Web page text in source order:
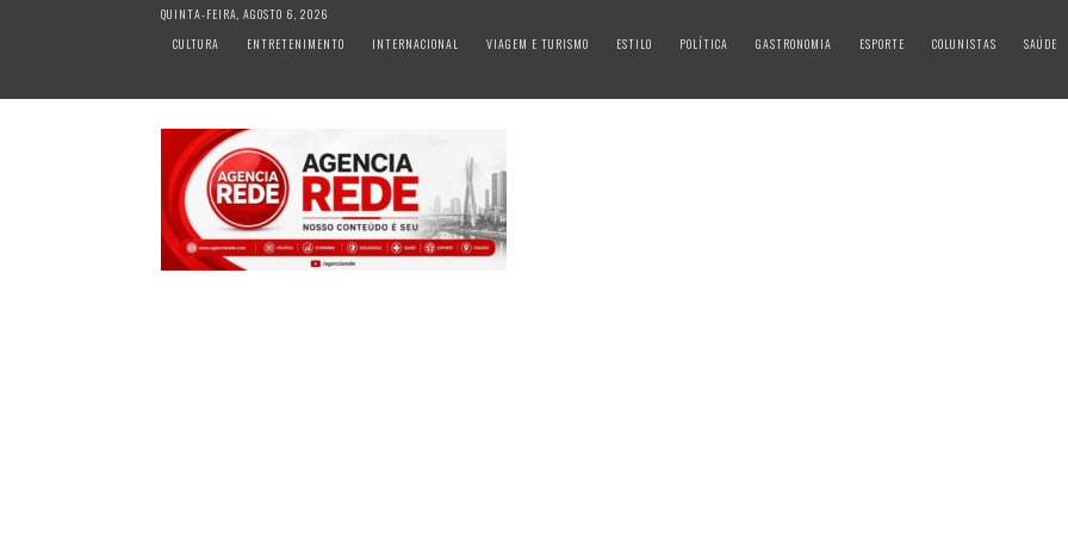
QUINTA-FEIRA, AGOSTO 6, 2026
CULTURA
ENTRETENIMENTO INTERNACIONAL VIAGEM E TURISMO ESTILO POLÍTICA GASTRONOMIA ESPORTE COLUNISTAS SAÚDE